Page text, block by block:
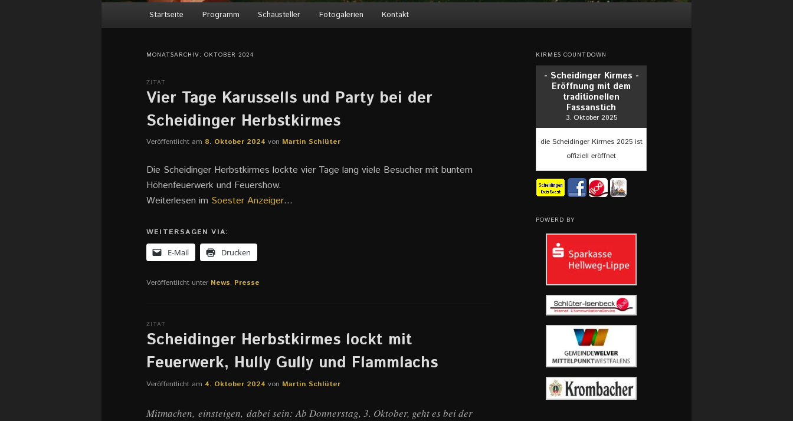
Startseite Programm Schausteller Fotogalerien Kontakt
MONATSARCHIV: OKTOBER 2024
Vier Tage Karussells und Party bei der
Scheidinger Herbstkirmes
ZITAT
Veröffentlicht am 8. Oktober 2024 von Martin Schlüter
Die Scheidinger Herbstkirmes lockte vier Tage lang viele Besucher mit buntem
Höhenfeuerwerk und Feuershow.
Weiterlesen im Soester Anzeiger…
WEITERSAGEN VIA:
E-Mail Drucken
Veröffentlicht unter News, Presse
Scheidinger Herbstkirmes lockt mit
Feuerwerk, Hully Gully und Flammlachs
ZITAT
Veröffentlicht am 4. Oktober 2024 von Martin Schlüter
Mitmachen, einsteigen, dabei sein: Ab Donnerstag, 3. Oktober, geht es bei der
KIRMES COUNTDOWN
- Scheidinger Kirmes -
Eröffnung mit dem
traditionellen
Fassanstich
3. Oktober 2025
die Scheidinger Kirmes 2025 ist
offiziell eröffnet
POWERD BY